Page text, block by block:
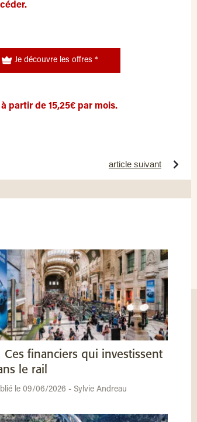
Je découvre les offres *
à partir de 15,25€ par mois.
article suivant
Ces financiers qui investissent
le rail
le 09/06/2026 - Sylvie Andreau